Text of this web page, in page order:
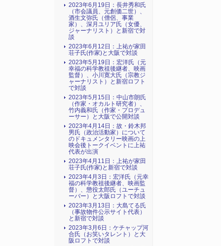
2023年6月19日：長井秀和氏
（市会議員、元創価二世）、
酒生文弥氏（僧侶、事業
家）、深月ユリア氏（女優、
ジャーナリスト）と新宿で対
談
2023年6月12日：上祐が家田
荘子氏(作家)と大阪で対談
2023年5月19日：宏洋氏（元
幸福の科学教祖後継者、映画
監督）、小川寛大氏（宗教ジ
ャーナリスト）と新宿ロフト
で対談
2023年5月15日：中山市朗氏
（作家・オカルト研究者）、
竹内義和氏（作家・プロデュ
ーサー）と大阪で公開対談
2023年4月14日：故・鈴木邦
男氏（政治活動家）について
のドキュメンタリー映画の上
映会後トークイベントに上祐
代表が出演
2023年4月11日：上祐が家田
荘子氏(作家)と新宿で対談
2023年4月3日：宏洋氏（元幸
福の科学教祖後継者、映画監
督）、懲役太郎氏（ユーチュ
ーバー）と大阪ロフトで対談
2023年3月13日：大島てる氏
（事故物件公示サイト代表）
と新宿で対談
2023年3月6日：ケチャップ河
合氏（お笑いタレント）と大
阪ロフトで対談